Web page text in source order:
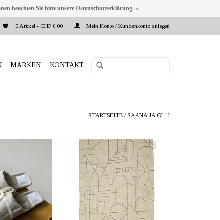
0 Artikel - CHF 0,00 Mein Konto / Kundenkonto anlegen
MARKEN KONTAKT
STARTSEITE /SAANA JA OLLI
Reeta Nagel,
Schweiz
Stoff:
Hanf. Füllung:
In zwei
36-38 (24 cm), 39-
und 42-44.
ANBIETER: mustikka.ch Reeta Nagel,
Frauenfeld, Schweiz
Hanf Geschirrtuch "Unien talo"
beigefarben/schwarz. Grösse 45×70
cm.
beachten Sie bitte unsere Datenschutzerklärung. »